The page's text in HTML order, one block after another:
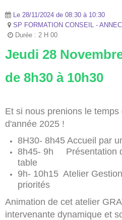
Le 28/11/2024 de 08:30 à 10:30
SP FORMATION CONSEIL -
Durée : 2 H 00
Jeudi 28
de 8h30 à 10h30
Et si nous prenions le
d'année 2025 !
8H30- 8h45 Accueil par
8h45- 9h Présentation
table
9h- 10h15 Atelier
priorités
Animation de cet atelier
intervenante dynamique et